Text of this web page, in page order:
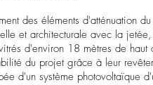
des éléments
et architecturale avec la
d'environ 18 mètres de
du projet grâce à leur
d'un système